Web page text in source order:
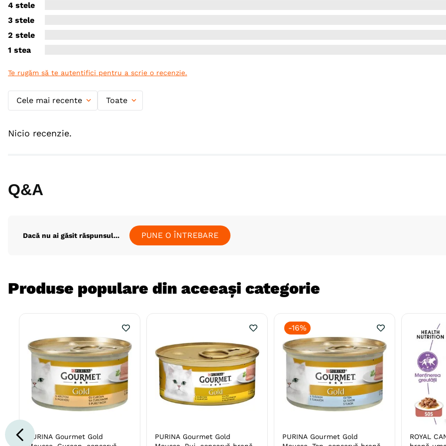
4 stele
3 stele
2 stele
1 stea
Te rugăm să te autentifici pentru a scrie o recenzie.
Cele mai recente Toate
Nicio recenzie.
Q&A
Dacă nu ai găsit răspunsul... PUNE O ÎNTREBARE
Produse populare din aceeași categorie
PURINA Gourmet Gold
PURINA Gourmet Gold
-16%
PURINA Gourmet Gold
ROYAL